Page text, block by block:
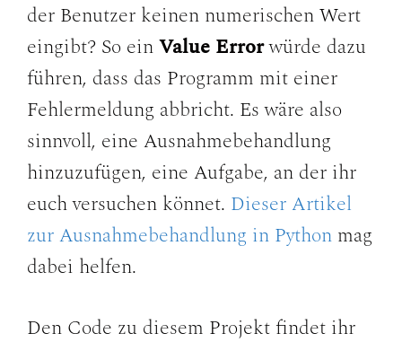
der Benutzer keinen numerischen Wert
eingibt? So einValue Errorwürde dazu
führen, dass das Programm mit einer
Fehlermeldung abbricht. Es wäre also
sinnvoll, eine Ausnahmebehandlung
hinzuzufügen, eine Aufgabe, an der ihr
euch versuchen könnet. Dieser Artikel
zur Ausnahmebehandlung in Python mag
dabei helfen.
Den Code zu diesem Projekt findet ihr